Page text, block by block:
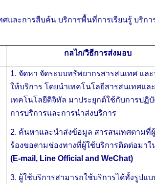
การสืบค้น บริการพื้นที่การเรียนรู้ บริกา
กลไก/วิธีการส่งมอบ
1. จัดหา จัดระบบทรัพยากรสารสนเทศ แล
ให้บริการ โดยนำเทคโนโลยีสารสนเทศและ
เทคโนโลยีดิจิทัล มาประยุกต์ใช้กับการปฏิ
การบริการและการนำส่งบริการ
2. ค้นหาและนำส่งข้อมูล สารสนเทศตามที่
ร้องขอตามช่องทางที่ผู้ใช้บริการติดต่อมาใ
(E-mail, Line Official and WeChat)
3. ผู้ใช้บริการสามารถใช้บริการได้ทั้งรูปแบ